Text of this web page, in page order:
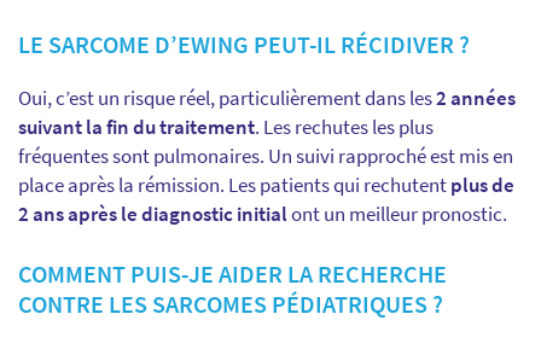
LE SARCOME D’EWING PEUT-IL RÉCIDIVER ?
Oui, c’est un risque réel, particulièrement dans les2 années
suivant la fin du traitement. Les rechutes les plus
fréquentes sont pulmonaires. Un suivi rapproché est mis en
place après la rémission. Les patients qui rechutentplus de
2 ans après le diagnostic initialont un meilleur pronostic.
COMMENT PUIS-JE AIDER LA RECHERCHE
CONTRE LES SARCOMES PÉDIATRIQUES ?